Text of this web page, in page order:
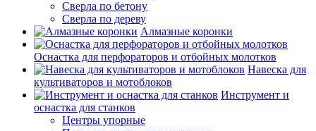
Сверла по бетону
Сверла по дереву
Алмазные коронки
Оснастка для перфораторов и отбойных молотков
Навеска для
культиваторов и мотоблоков
Инструмент и
оснастка для станков
Центры упорные